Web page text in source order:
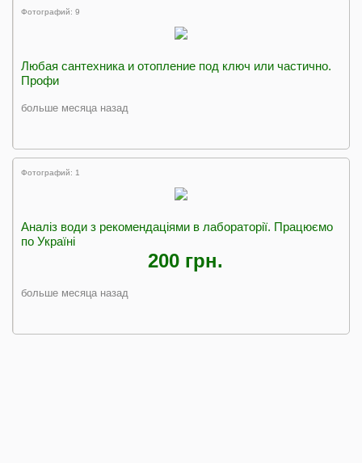
Фотографий: 9
Любая сантехника и отопление под ключ или частично.
Профи
больше месяца назад
Фотографий: 1
Аналіз води з рекомендаціями в лабораторії. Працюємо
по Україні
200 грн.
больше месяца назад